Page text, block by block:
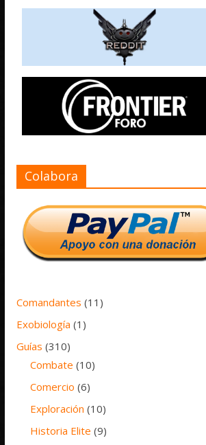
Colabora
Comandantes (11)
Exobiología (1)
Guías (310)
Combate (10)
Comercio (6)
Exploración (10)
Historia Elite (9)